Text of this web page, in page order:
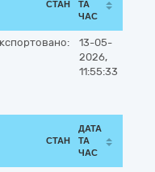
СТАН
ТА
ЧАС
13-05-
2026,
11:55:33
СТАН
ДАТА
ТА
ЧАС